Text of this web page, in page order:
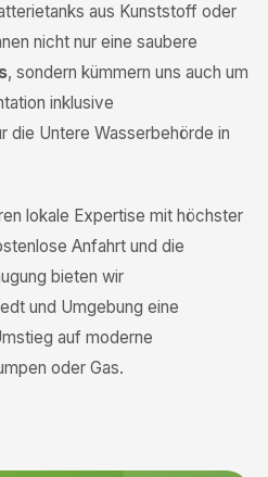
aus Kunststoff oder
nicht nur eine saubere
, sondern kümmern uns auch um
inklusive
die Untere Wasserbehörde in
lokale Expertise mit höchster
Anfahrt und die
bieten wir
und Umgebung eine
auf moderne
oder Gas.